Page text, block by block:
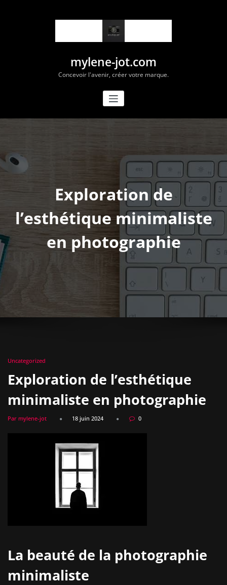
mylene-jot.com
Concevoir l'avenir, créer votre marque.
Exploration de
l’esthétique minimaliste
en photographie
Uncategorized
Exploration de l’esthétique
minimaliste en photographie
Par mylene-jot 18 juin 2024 0
La beauté de la photographie
minimaliste